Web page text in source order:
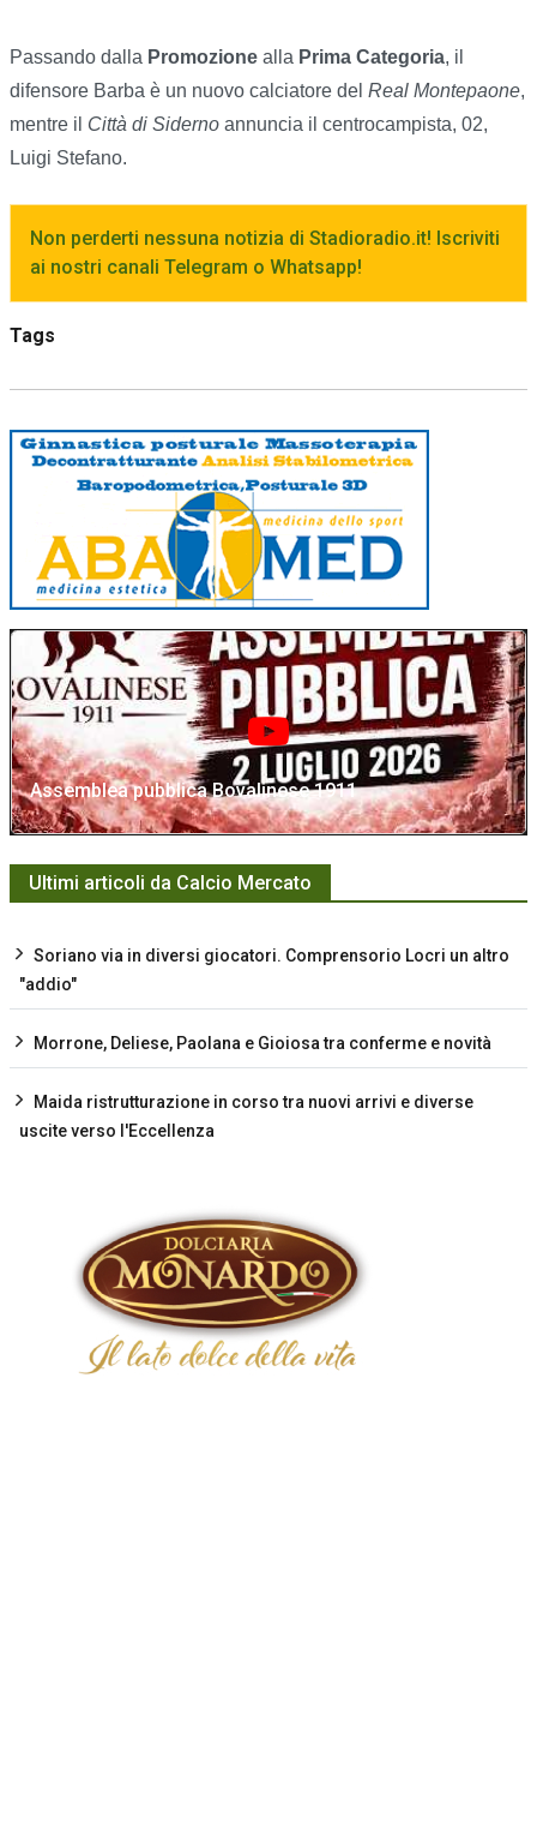
Passando dalla Promozione alla Prima Categoria, il
difensore Barba è un nuovo calciatore del Real Montepaone,
mentre il Città di Siderno annuncia il centrocampista, 02,
Luigi Stefano.
Non perderti nessuna notizia di Stadioradio.it! Iscriviti
ai nostri canali Telegram o Whatsapp!
Tags
Assemblea pubblica Bovalinese 1911
Ultimi articoli da Calcio Mercato
Soriano via in diversi giocatori. Comprensorio Locri un altro
"addio"
Morrone, Deliese, Paolana e Gioiosa tra conferme e novità
Maida ristrutturazione in corso tra nuovi arrivi e diverse
uscite verso l'Eccellenza